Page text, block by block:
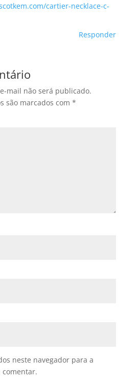
cartier-necklace-c-
Responder
mail não será publicado.
são marcados com *
neste navegador para a
comentar.